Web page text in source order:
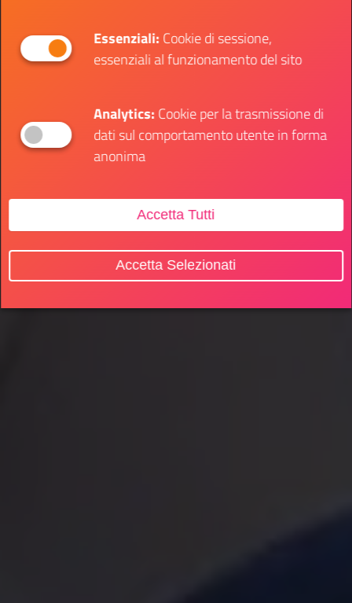
Essenziali:Cookie di sessione,
essenziali al funzionamento del sito
Analytics:Cookie per la trasmissione di
dati sul comportamento utente in forma
anonima
Accetta Tutti
Accetta Selezionati